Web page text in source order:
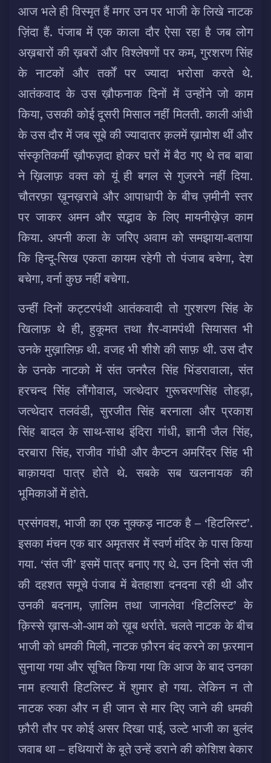
आज भले ही विस्मृत हैं मगर उन पर भाजी के लिखे नाटक
ज़िंदा हैं. पंजाब में एक काला दौर ऐसा रहा है जब लोग
अख़बारों की ख़बरों और विश्लेषणों पर कम, गुरशरण सिंह
के नाटकों और तर्कों पर ज्यादा भरोसा करते थे.
आतंकवाद के उस ख़ौफनाक दिनों में उन्होंने जो काम
किया, उसकी कोई दूसरी मिसाल नहीं मिलती. काली आंधी
के उस दौर में जब सूबे की ज्यादातर क़लमें ख़ामोश थीं और
संस्कृतिकर्मी ख़ौफज़दा होकर घरों में बैठ गए थे तब बाबा
ने ख़िलाफ़ वक्त को यूं ही बगल से गुजरने नहीं दिया.
चौतरफ़ा ख़ूनख़राबे और आपाधापी के बीच ज़मीनी स्तर
पर जाकर अमन और सद्भाव के लिए मायनीख़ेज़ काम
किया. अपनी कला के जरिए अवाम को समझाया-बताया
कि हिन्दू-सिख एकता कायम रहेगी तो पंजाब बचेगा, देश
बचेगा, वर्ना कुछ नहीं बचेगा.
उन्हीं दिनों कट्टरपंथी आतंकवादी तो गुरशरण सिंह के
खिलाफ़ थे ही, हुकूमत तथा ग़ैर-वामपंथी सियासत भी
उनके मुख़ालिफ़ थी. वजह भी शीशे की साफ़ थी. उस दौर
के उनके नाटको में संत जनरैल सिंह भिंडरावाला, संत
हरचन्द सिंह लौंगोवाल, जत्थेदार गुरूचरणसिंह तोहड़ा,
जत्थेदार तलवंडी, सुरजीत सिंह बरनाला और प्रकाश
सिंह बादल के साथ-साथ इंदिरा गांधी, ज्ञानी जैल सिंह,
दरबारा सिंह, राजीव गांधी और कैप्टन अमरिंदर सिंह भी
बाक़ायदा पात्र होते थे. सबके सब खलनायक की
भूमिकाओं में होते.
प्रसंगवश, भाजी का एक नुक्कड़ नाटक है – ‘हिटलिस्ट’.
इसका मंचन एक बार अमृतसर में स्वर्ण मंदिर के पास किया
गया. ‘संत जी’ इसमें पात्र बनाए गए थे. उन दिनो संत जी
की दहशत समूचे पंजाब में बेतहाशा दनदना रही थी और
उनकी बदनाम, ज़ालिम तथा जानलेवा ‘हिटलिस्ट’ के
क़िस्से ख़ास-ओ-आम को ख़ूब थर्राते. चलते नाटक के बीच
भाजी को धमकी मिली, नाटक फ़ौरन बंद करने का फ़रमान
सुनाया गया और सूचित किया गया कि आज के बाद उनका
नाम हत्यारी हिटलिस्ट में शुमार हो गया. लेकिन न तो
नाटक रुका और न ही जान से मार दिए जाने की धमकी
फ़ौरी तौर पर कोई असर दिखा पाई, उल्टे भाजी का बुलंद
जवाब था – हथियारों के बूते उन्हें डराने की कोशिश बेकार